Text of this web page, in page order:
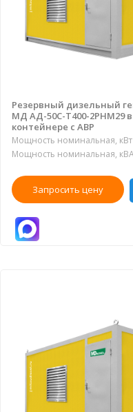
Резервный дизельный
МД АД-50С-Т400-2РНМ29 в
контейнере с АВР
Мощность номинальная, кВт
Мощность номинальная,
Запросить цену